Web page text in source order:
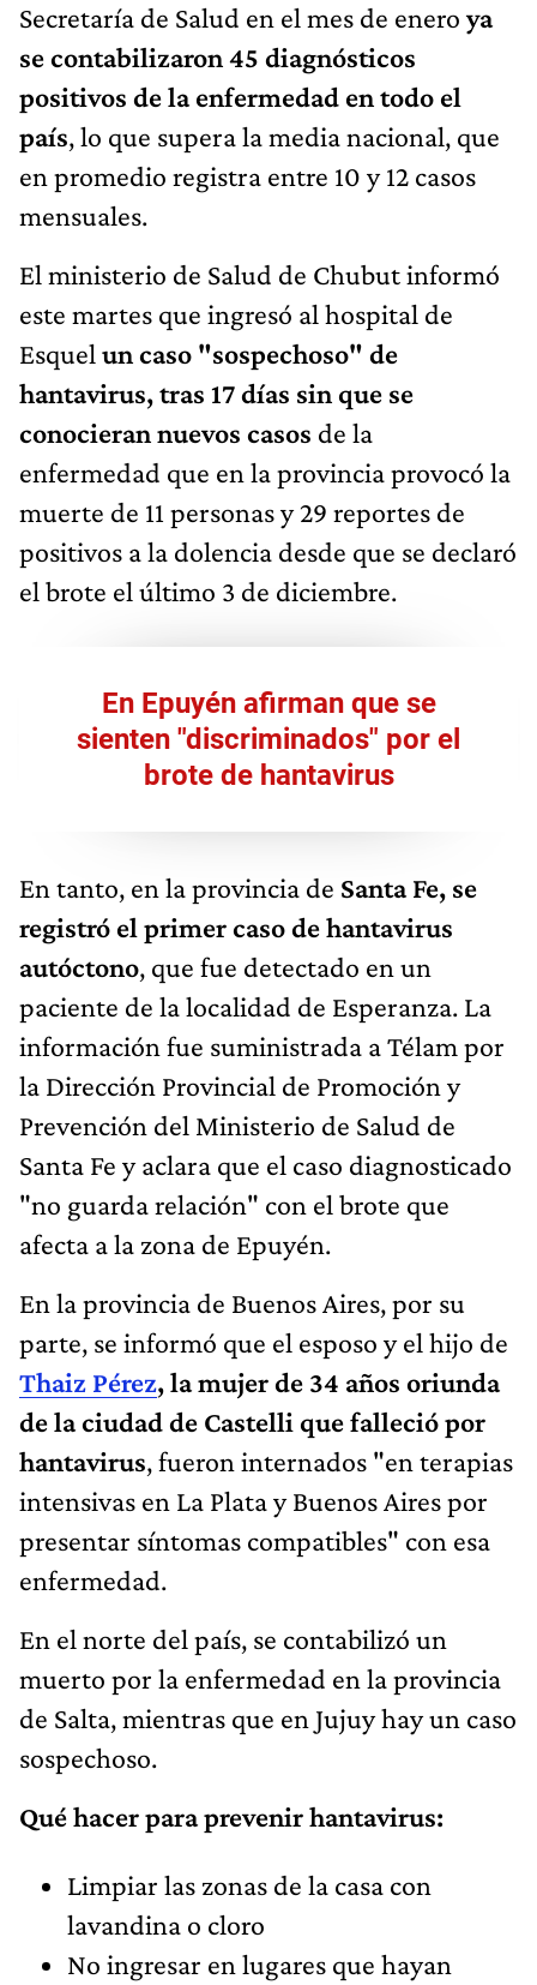
Secretaría de Salud en el mes de eneroya
se contabilizaron 45 diagnósticos
positivos de la enfermedad en todo el
país, lo que supera la media nacional, que
en promedio registra entre 10 y 12 casos
mensuales.
El ministerio de Salud de Chubut informó
este martes que ingresó al hospital de
Esquel un caso "sospechoso" de
hantavirus, tras 17 días sin que se
conocieran nuevos casos de la
enfermedad que en la provincia provocó la
muerte de 11 personas y 29 reportes de
positivos a la dolencia desde que se declaró
el brote el último 3 de diciembre.
En Epuyén afirman que se
sienten "discriminados" por el
brote de hantavirus
En tanto, en la provincia de Santa Fe, se
registró el primer caso de hantavirus
autóctono, que fue detectado en un
paciente de la localidad de Esperanza. La
información fue suministrada a Télam por
la Dirección Provincial de Promoción y
Prevención del Ministerio de Salud de
Santa Fe y aclara que el caso diagnosticado
"no guarda relación" con el brote que
afecta a la zona de Epuyén.
En la provincia de Buenos Aires, por su
parte, se informó que el esposo y el hijo de
Thaiz Pérez, la mujer de 34 años oriunda
de la ciudad de Castelli que falleció por
hantavirus, fueron internados "en terapias
intensivas en La Plata y Buenos Aires por
presentar síntomas compatibles" con esa
enfermedad.
En el norte del país, se contabilizó un
muerto por la enfermedad en la provincia
de Salta, mientras que en Jujuy hay un caso
sospechoso.
Qué hacer para prevenir hantavirus:
Limpiar las zonas de la casa con
lavandina o cloro
No ingresar en lugares que hayan